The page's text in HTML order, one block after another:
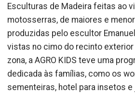
Esculturas de Madeira feitas ao
motosserras, de maiores e
produzidas pelo escultor
vistas no cimo do recinto
zona, a AGRO KIDS teve uma
dedicada às famílias, como os
sementeiras, hotel para insetos